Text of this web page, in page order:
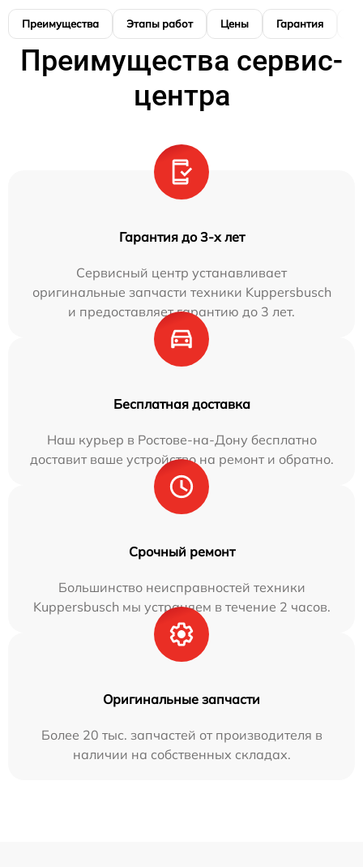
Преимущества Этапы работ Цены Гарантия
Преимущества сервис-
центра
Гарантия до 3-х лет
Сервисный центр устанавливает
оригинальные запчасти техники Kuppersbusch
и предоставляет гарантию до 3 лет.
Бесплатная доставка
Наш курьер в Ростове-на-Дону бесплатно
доставит ваше устройство на ремонт и обратно.
Срочный ремонт
Большинство неисправностей техники
Kuppersbusch мы устраняем в течение 2 часов.
Оригинальные запчасти
Более 20 тыс. запчастей от производителя в
наличии на собственных складах.